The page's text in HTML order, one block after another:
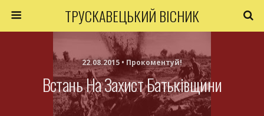
ТРУСКАВЕЦЬКИЙ ВІСНИК
22.08.2015 • Прокоментуй!
Встань На Захист Батьківщини